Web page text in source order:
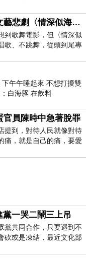
photo/?fbid=147
AI27歲的葛蘭主演文藝悲劇〈情深似海〉 #戀上老電影 #葛蘭 #粟子
到歌舞電影，但〈情深似
歌、不跳舞，從頭到尾專
作超過12個鐘
午午睡起來 不想打擾雙
白海豚 在飲料
官員陳時中急著脫罪
提到，對待人民就像對待
痛，就是自己的痛，要愛
際上根本沒做
一哭二鬧三上吊
黨共同合作，只要遇到不
砍或是凍結，最近文化部
預算，在110年